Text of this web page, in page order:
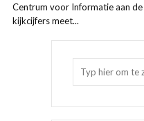
Centrum voor Informatie aan
kijkcijfers meet...